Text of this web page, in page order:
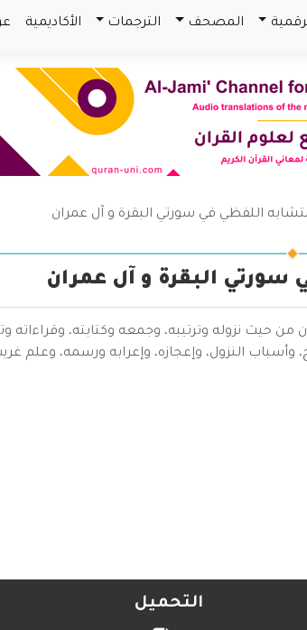
المصحف الترجمات الأكاديمية
اللفظي في سورتي البقرة و آل عمران
سورتي البقرة و آل عمران
من حيث نزوله وترتيبه، وجمعه وكتابته، وقراءاته
النزول، وإعجازه، وإعرابه ورسمه، وعلم
التحميل